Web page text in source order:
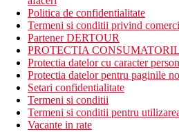
Politica de confidentialitate
Termeni si conditii privind
Partener DERTOUR
PROTECTIA
Protectia datelor cu caracter
Protectia datelor pentru paginile
Setari confidentialitate
Termeni si conditii
Termeni si conditii pentru
Vacante in rate